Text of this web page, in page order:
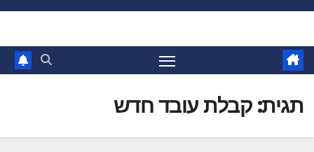
Skip
content
תגית: קבלת עובד חדש